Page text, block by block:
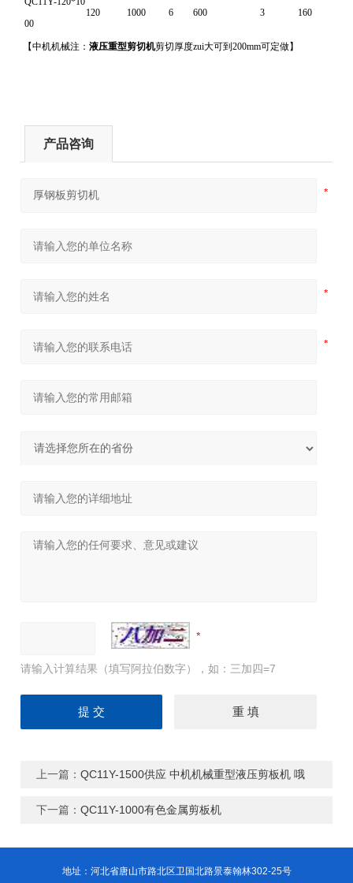
00
120 1000 6 600 3 160
【中机机械注：液压重型剪切机剪切厚度zui大可到200mm可定做】
产品咨询
请输入计算结果（填写阿拉伯数字），如：三加四=7
上一篇：QC11Y-1500供应 中机机械重型液压剪板机 哦
下一篇：QC11Y-1000有色金属剪板机
地址：河北省唐山市路北区卫国北路景泰翰林302-25号